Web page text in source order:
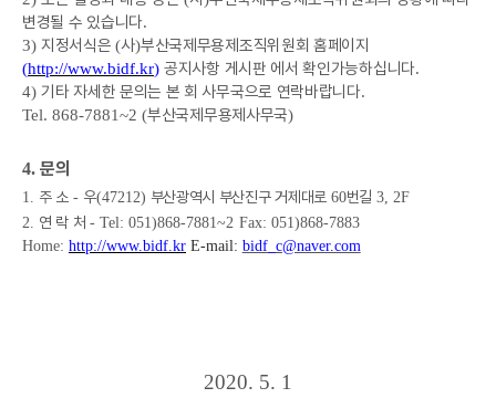
변경될 수 있습니다.
3) 지정서식은(사)부산국제무용제조직위원회 홈페이지
(http://www.bidf.kr) 공지사항 게시판 에서 확인가능하십니다.
4) 기타 자세한 문의는 본 회 사무국으로 연락바랍니다.
Tel. 868-7881~2 (부산국제무용제사무국)
4. 문의
1. 주 소 - 우(47212) 부산광역시 부산진구 거제대로 60번길 3, 2F
2. 연 락 처- Tel: 051)868-7881~2 Fax: 051)868-7883
Home: http://www.bidf.kr E-mail: bidf_c@naver.com
2020. 5. 1